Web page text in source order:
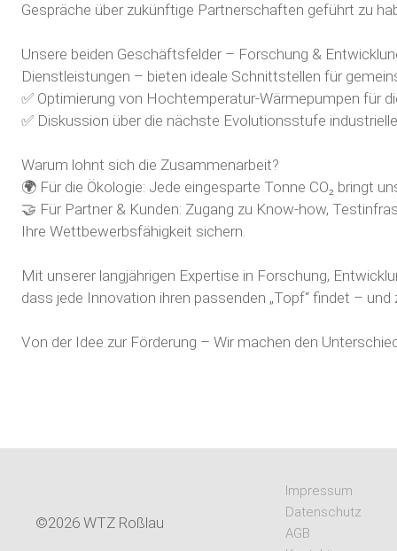
Gespräche über zukünftige Partnerschaften geführt zu
Unsere beiden Geschäftsfelder – Forschung &
Dienstleistungen – bieten ideale Schnittstellen für
✅ Optimierung von Hochtemperatur-Wärmepumpen für
✅ Diskussion über die nächste Evolutionsstufe
Warum lohnt sich die Zusammenarbeit?
🌍 Für die Ökologie: Jede eingesparte Tonne CO₂ bringt
🤝 Für Partner & Kunden: Zugang zu Know-how,
Ihre Wettbewerbsfähigkeit sichern.
Mit unserer langjährigen Expertise in Forschung,
dass jede Innovation ihren passenden „Topf“ findet –
Von der Idee zur Förderung – Wir machen den
©2026 WTZ Roßlau
Impressum
Datenschutz
AGB